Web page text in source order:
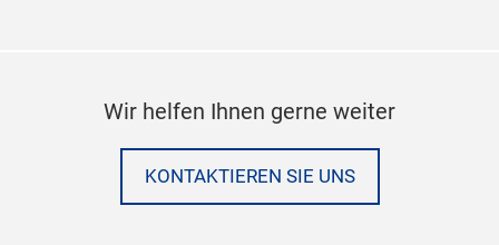
Wir helfen Ihnen gerne weiter
KONTAKTIEREN SIE UNS